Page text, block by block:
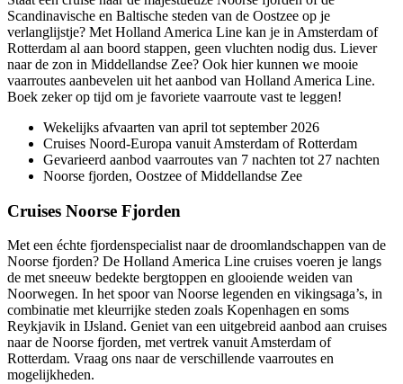
Scandinavische en Baltische steden van de Oostzee op je
verlanglijstje? Met Holland America Line kan je in Amsterdam of
Rotterdam al aan boord stappen, geen vluchten nodig dus. Liever
naar de zon in Middellandse Zee? Ook hier kunnen we mooie
vaarroutes aanbevelen uit het aanbod van Holland America Line.
Boek zeker op tijd om je favoriete vaarroute vast te leggen!
Wekelijks afvaarten van april tot september 2026
Cruises Noord-Europa vanuit Amsterdam of Rotterdam
Gevarieerd aanbod vaarroutes van 7 nachten tot 27 nachten
Noorse fjorden, Oostzee of Middellandse Zee
Cruises Noorse Fjorden
Met een échte fjordenspecialist naar de droomlandschappen van de
Noorse fjorden? De Holland America Line cruises voeren je langs
de met sneeuw bedekte bergtoppen en glooiende weiden van
Noorwegen. In het spoor van Noorse legenden en vikingsaga’s, in
combinatie met kleurrijke steden zoals Kopenhagen en soms
Reykjavik in IJsland. Geniet van een uitgebreid aanbod aan cruises
naar de Noorse fjorden, met vertrek vanuit Amsterdam of
Rotterdam. Vraag ons naar de verschillende vaarroutes en
mogelijkheden.